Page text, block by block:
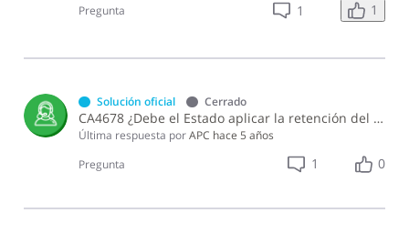
Pregunta 1 1
Solución oficial Cerrado
CA4678 ¿Debe el Estado aplicar la retención del 5% del Impuesto Sobre la Renta en los pagos efectuados a otras entidades estatales?
Última respuesta porAPC hace 5 años
Pregunta
1 0